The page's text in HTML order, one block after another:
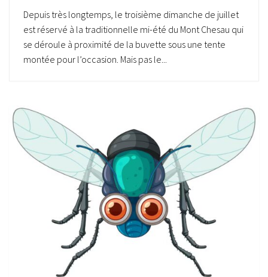
Depuis très longtemps, le troisième dimanche de juillet
est réservé à la traditionnelle mi-été du Mont Chesau qui
se déroule à proximité de la buvette sous une tente
montée pour l’occasion. Mais pas le...